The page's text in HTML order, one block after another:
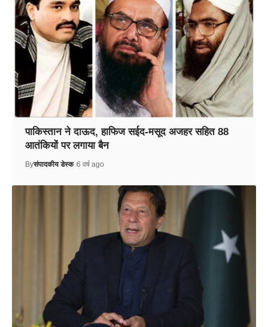
पाकिस्तान ने दाऊद, हाफिज सईद-मसूद अजहर सहित 88
आतंकियों पर लगाया बैन
Byसंपादकीय डेस्क 6 वर्ष ago